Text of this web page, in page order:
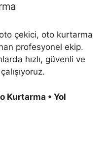
çekici, oto kurtarma
profesyonel ekip.
hızlı, güvenli ve
Kurtarma • Yol